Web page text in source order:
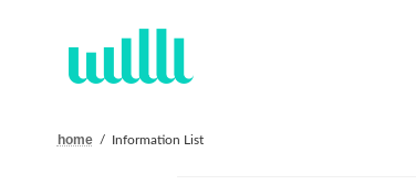
home Information List